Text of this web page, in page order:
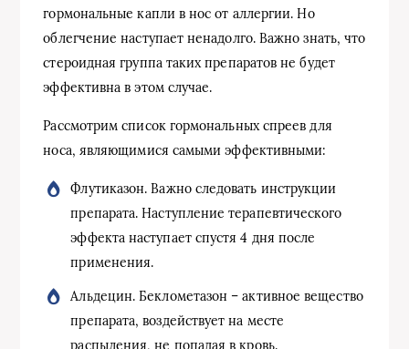
гормональные капли в нос от аллергии. Но
облегчение наступает ненадолго. Важно знать, что
стероидная группа таких препаратов не будет
эффективна в этом случае.
Рассмотрим список гормональных спреев для
носа, являющимися самыми эффективными:
Флутиказон. Важно следовать инструкции
препарата. Наступление терапевтического
эффекта наступает спустя 4 дня после
применения.
Альдецин. Беклометазон – активное вещество
препарата, воздействует на месте
распыления, не попадая в кровь.